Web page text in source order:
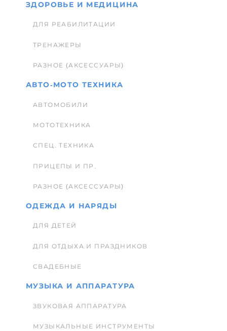
ЗДОРОВЬЕ И МЕДИЦИНА
ДЛЯ РЕАБИЛИТАЦИИ
ТРЕНАЖЕРЫ
РАЗНОЕ (АКСЕССУАРЫ)
АВТО-МОТО ТЕХНИКА
АВТОМОБИЛИ
МОТОТЕХНИКА
СПЕЦ. ТЕХНИКА
ПРИЦЕПЫ И ПР.
РАЗНОЕ (АКСЕССУАРЫ)
ОДЕЖДА И НАРЯДЫ
ДЛЯ ДЕТЕЙ
ДЛЯ ОТДЫХА И ПРАЗДНИКОВ
СВАДЕБНЫЕ
МУЗЫКА И АППАРАТУРА
ЗВУКОВАЯ АППАРАТУРА
МУЗЫКАЛЬНЫЕ ИНСТРУМЕНТЫ